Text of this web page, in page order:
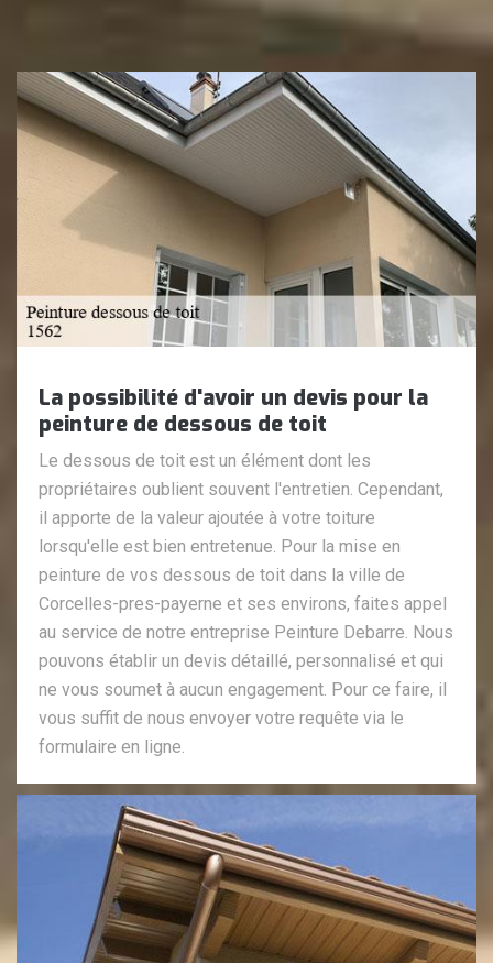
La possibilité d'avoir un devis pour la
peinture de dessous de toit
Le dessous de toit est un élément dont les
propriétaires oublient souvent l'entretien. Cependant,
il apporte de la valeur ajoutée à votre toiture
lorsqu'elle est bien entretenue. Pour la mise en
peinture de vos dessous de toit dans la ville de
Corcelles-pres-payerne et ses environs, faites appel
au service de notre entreprise Peinture Debarre. Nous
pouvons établir un devis détaillé, personnalisé et qui
ne vous soumet à aucun engagement. Pour ce faire, il
vous suffit de nous envoyer votre requête via le
formulaire en ligne.